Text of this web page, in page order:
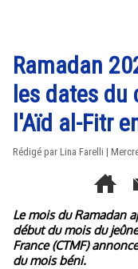
Ramadan
les dates
l'Aïd al-Fitr
Rédigé par Lina Farelli |
Le mois du Ramadan
début du mois du
France (CTMF)
du mois béni.